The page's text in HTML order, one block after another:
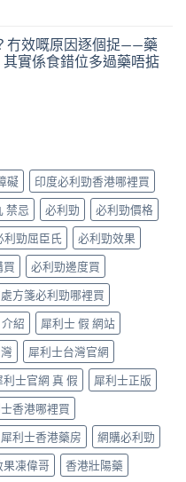
冇效嘅原因逐個捉——藥
實係食錯位多過藥唔掂
礙
印度必利勁香港哪裡買
禁忌 必利勁
必利勁價格
利勁屈臣氏
必利勁效果
買
必利勁邊度買
方箋必利勁哪裡買
紹
犀利士 假 網站
犀利士台灣官網
利士官網 真 假
犀利士正版
香港哪裡買
犀利士香港藥房
網購必利勁
果凍偉哥
香港壯陽藥